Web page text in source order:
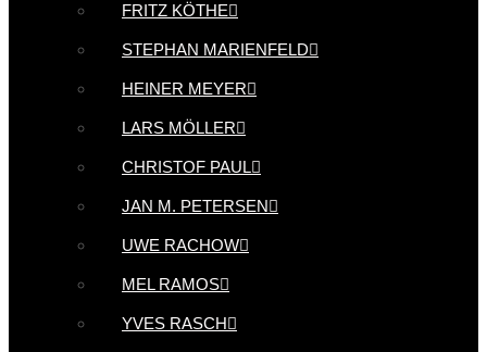
FRITZ KÖTHE
STEPHAN MARIENFELD
HEINER MEYER
LARS MÖLLER
CHRISTOF PAUL
JAN M. PETERSEN
UWE RACHOW
MEL RAMOS
YVES RASCH